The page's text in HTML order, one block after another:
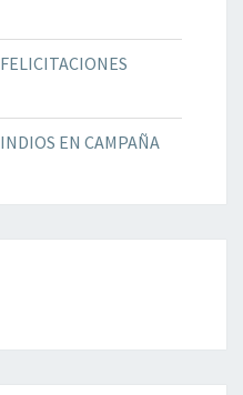
FELICITACIONES
INDIOS EN CAMPAÑA